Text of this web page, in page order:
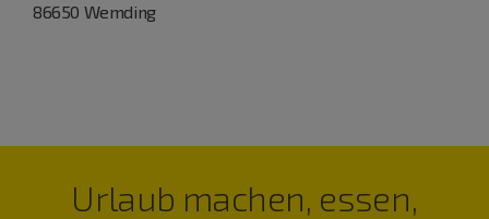
86650 Wemding
Urlaub machen, essen,